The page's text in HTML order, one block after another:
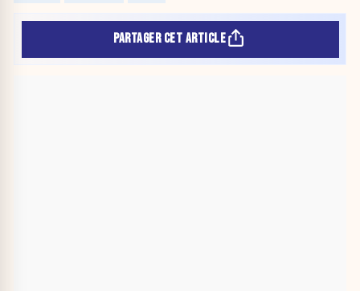
PARTAGER CET ARTICLE